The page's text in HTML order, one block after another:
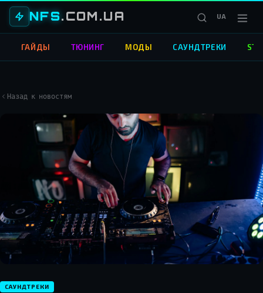
NFS.COM.UA UA
ГАЙДЫ ТЮНИНГ МОДЫ САУНДТРЕКИ
Назад к новостям
САУНДТРЕКИ